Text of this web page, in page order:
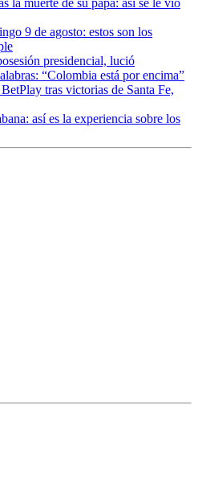
la muerte de su papá: así se le vio
9 de agosto: estos son los
presidencial, lució
“Colombia está por encima”
tras victorias de Santa Fe,
así es la experiencia sobre los